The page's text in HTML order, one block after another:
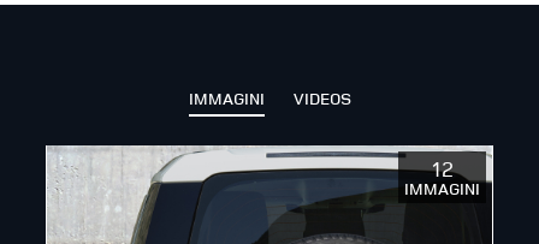
IMMAGINI VIDEOS
12
IMMAGINI